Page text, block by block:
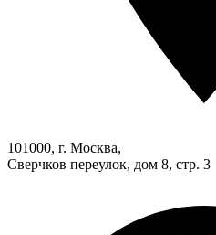
101000, г. Москва,
Сверчков переулок, дом 8, стр. 3